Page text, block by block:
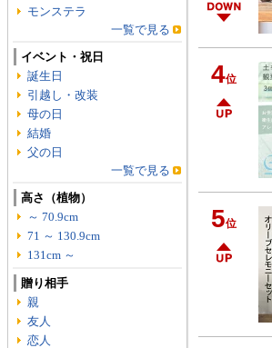
4位
5位
モンステラ
一覧で見る
イベント・祝日
誕生日
引越し・改装
母の日
結婚
父の日
一覧で見る
高さ（植物）
～ 70.9cm
71 ～ 130.9cm
131cm ～
贈り相手
親
友人
恋人